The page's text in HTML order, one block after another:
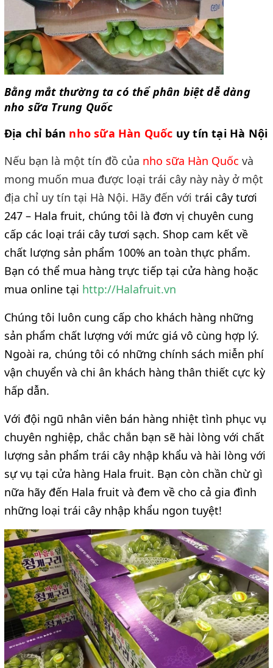
Bằng mắt thường ta có thể phân biệt dễ dàng
nho sữa Trung Quốc
Địa chỉ bán nho sữa Hàn Quốc uy tín tại Hà Nội
Nếu bạn là một tín đồ của nho sữa Hàn Quốc và
mong muốn mua được loại trái cây này này ở một
địa chỉ uy tín tại Hà Nội. Hãy đến với trái cây tươi
247 – Hala fruit, chúng tôi là đơn vị chuyên cung
cấp các loại trái cây tươi sạch. Shop cam kết về
chất lượng sản phẩm 100% an toàn thực phẩm.
Bạn có thể mua hàng trực tiếp tại cửa hàng hoặc
mua online tại http://Halafruit.vn
Chúng tôi luôn cung cấp cho khách hàng những
sản phẩm chất lượng với mức giá vô cùng hợp lý.
Ngoài ra, chúng tôi có những chính sách miễn phí
vận chuyển và chi ân khách hàng thân thiết cực kỳ
hấp dẫn.
Với đội ngũ nhân viên bán hàng nhiệt tình phục vụ
chuyên nghiệp, chắc chắn bạn sẽ hài lòng với chất
lượng sản phẩm trái cây nhập khẩu và hài lòng với
sự vụ tại cửa hàng Hala fruit. Bạn còn chần chừ gì
nữa hãy đến Hala fruit và đem về cho cả gia đình
những loại trái cây nhập khẩu ngon tuyệt!